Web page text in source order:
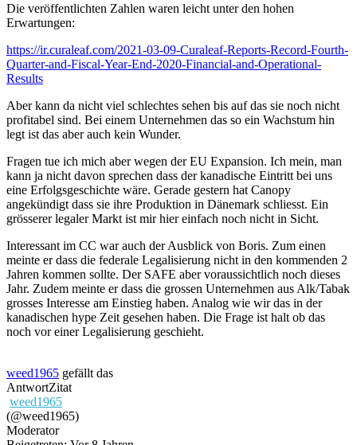
Die veröffentlichten Zahlen waren leicht unter den hohen
Erwartungen:
https://ir.curaleaf.com/2021-03-09-Curaleaf-Reports-Record-Fourth-
Quarter-and-Fiscal-Year-End-2020-Financial-and-Operational-
Results
Aber kann da nicht viel schlechtes sehen bis auf das sie noch nicht
profitabel sind. Bei einem Unternehmen das so ein Wachstum hin
legt ist das aber auch kein Wunder.
Fragen tue ich mich aber wegen der EU Expansion. Ich mein, man
kann ja nicht davon sprechen dass der kanadische Eintritt bei uns
eine Erfolgsgeschichte wäre. Gerade gestern hat Canopy
angekündigt dass sie ihre Produktion in Dänemark schliesst. Ein
grösserer legaler Markt ist mir hier einfach noch nicht in Sicht.
Interessant im CC war auch der Ausblick von Boris. Zum einen
meinte er dass die federale Legalisierung nicht in den kommenden 2
Jahren kommen sollte. Der SAFE aber voraussichtlich noch dieses
Jahr. Zudem meinte er dass die grossen Unternehmen aus Alk/Tabak
grosses Interesse am Einstieg haben. Analog wie wir das in der
kanadischen hype Zeit gesehen haben. Die Frage ist halt ob das
noch vor einer Legalisierung geschieht.
weed1965 gefällt das
AntwortZitat
weed1965
(@weed1965)
Moderator